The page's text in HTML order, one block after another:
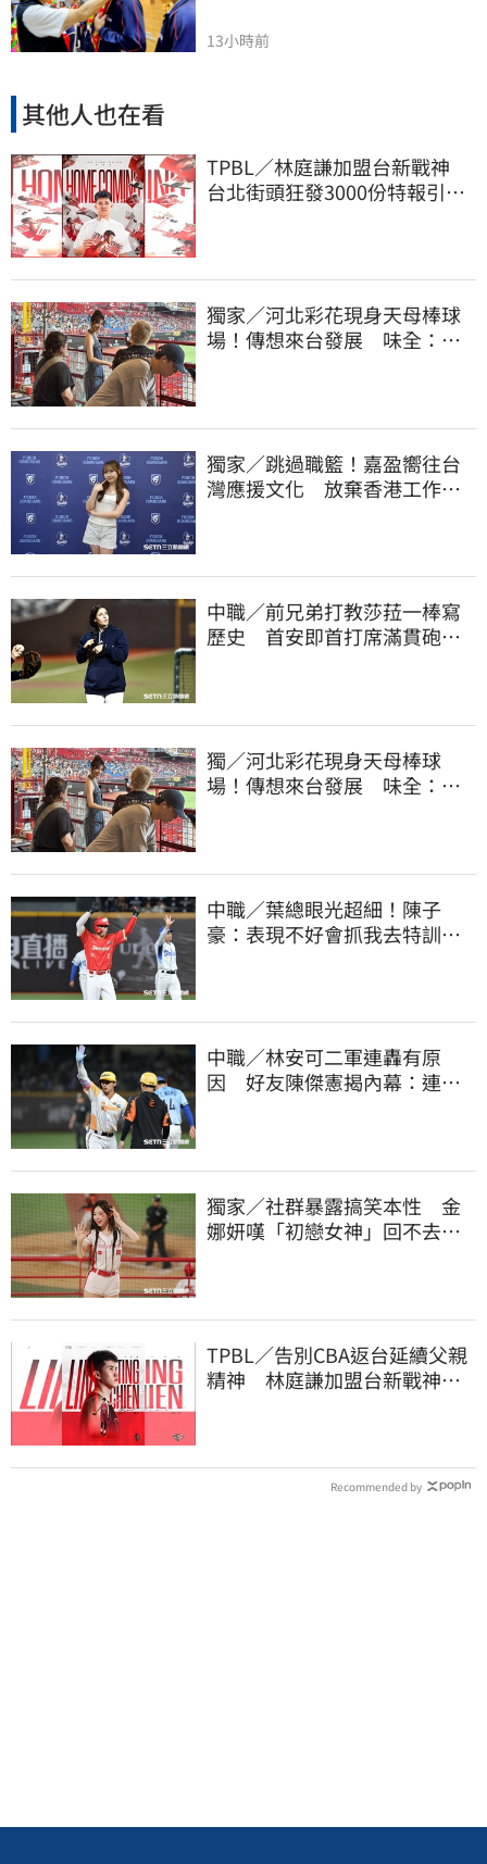
13小時前
其他人也在看
TPBL／林庭謙加盟台新戰神
台北街頭狂發3000份特報引爆
獨家／河北彩花現身天母棒球
場！傳想來台發展 味全：歡
獨家／跳過職籃！嘉盈嚮往台
灣應援文化 放棄香港工作跨
中職／前兄弟打教莎菈一棒寫
歷史 首安即首打席滿貫砲！
獨／河北彩花現身天母棒球
場！傳想來台發展 味全：歡
中職／葉總眼光超細！陳子
豪：表現不好會抓我去特訓
中職／林安可二軍連轟有原
因 好友陳傑憲揭內幕：連天
獨家／社群暴露搞笑本性 金
娜妍嘆「初戀女神」回不去！
TPBL／告別CBA返台延續父親
精神 林庭謙加盟台新戰神！
Recommended by